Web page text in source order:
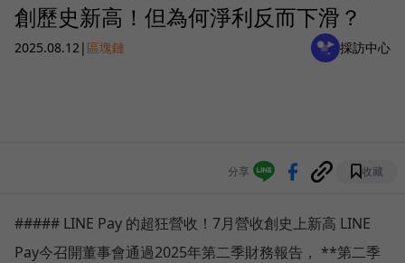
創歷史新高！但為何淨利反而下滑？
2025.08.12| 區塊鏈 採訪中心
分享 收藏
##### LINE Pay 的超狂營收！7月營收創史上新高 LINE
Pay今召開董事會通過2025年第二季財務報告， **第二季